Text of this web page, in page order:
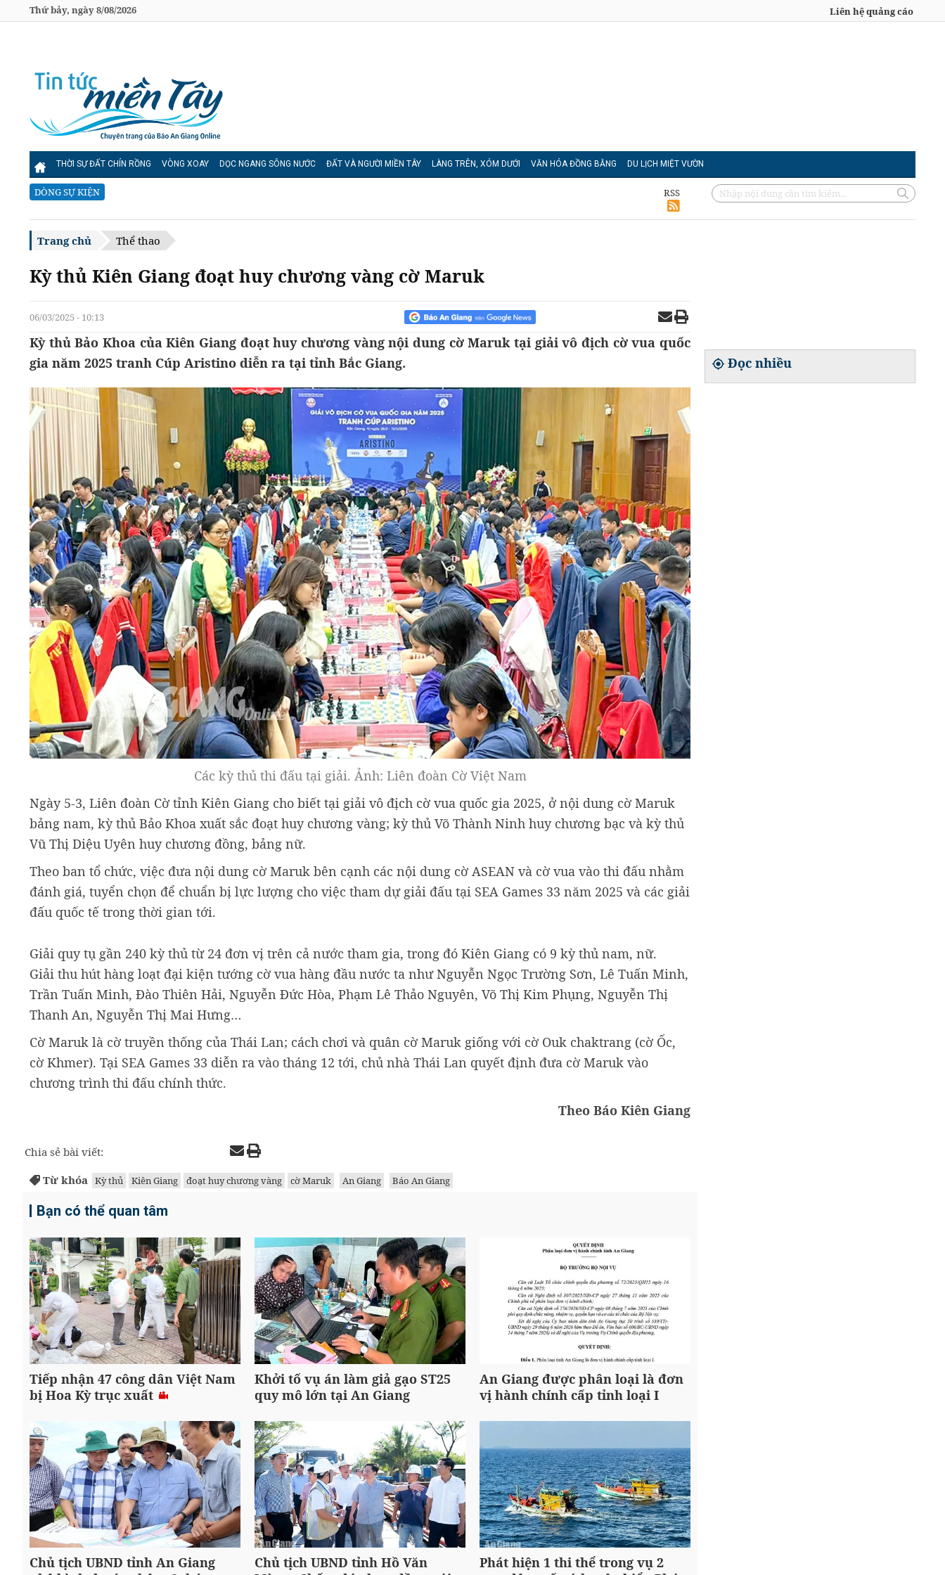
Thứ bảy, ngày 8/08/2026 Liên hệ quảng cáo
THỜI SỰ ĐẤT CHÍN RỒNG VÒNG XOAY DỌC NGANG SÔNG NƯỚC ĐẤT VÀ NGƯỜI MIỀN TÂY LÀNG TRÊN, XÓM DƯỚI VĂN HÓA ĐỒNG BẰNG DU LỊCH MIỆT VƯỜN
DÒNG SỰ KIỆN RSS
Trang chủ Thể thao
Kỳ thủ Kiên Giang đoạt huy chương vàng cờ Maruk
06/03/2025 - 10:13
Kỳ thủ Bảo Khoa của Kiên Giang đoạt huy chương vàng nội dung cờ Maruk tại giải vô địch cờ vua quốc
gia năm 2025 tranh Cúp Aristino diễn ra tại tỉnh Bắc Giang.
Các kỳ thủ thi đấu tại giải. Ảnh: Liên đoàn Cờ Việt Nam
Ngày 5-3, Liên đoàn Cờ tỉnh Kiên Giang cho biết tại giải vô địch cờ vua quốc gia 2025, ở nội dung cờ Maruk
bảng nam, kỳ thủ Bảo Khoa xuất sắc đoạt huy chương vàng; kỳ thủ Võ Thành Ninh huy chương bạc và kỳ thủ
Vũ Thị Diệu Uyên huy chương đồng, bảng nữ.
Theo ban tổ chức, việc đưa nội dung cờ Maruk bên cạnh các nội dung cờ ASEAN và cờ vua vào thi đấu nhằm
đánh giá, tuyển chọn để chuẩn bị lực lượng cho việc tham dự giải đấu tại SEA Games 33 năm 2025 và các giải
đấu quốc tế trong thời gian tới.
Giải quy tụ gần 240 kỳ thủ từ 24 đơn vị trên cả nước tham gia, trong đó Kiên Giang có 9 kỳ thủ nam, nữ.
Giải thu hút hàng loạt đại kiện tướng cờ vua hàng đầu nước ta như Nguyễn Ngọc Trường Sơn, Lê Tuấn Minh,
Trần Tuấn Minh, Đào Thiên Hải, Nguyễn Đức Hòa, Phạm Lê Thảo Nguyên, Võ Thị Kim Phụng, Nguyễn Thị
Thanh An, Nguyễn Thị Mai Hưng…
Cờ Maruk là cờ truyền thống của Thái Lan; cách chơi và quân cờ Maruk giống với cờ Ouk chaktrang (cờ Ốc,
cờ Khmer). Tại SEA Games 33 diễn ra vào tháng 12 tới, chủ nhà Thái Lan quyết định đưa cờ Maruk vào
chương trình thi đấu chính thức.
Theo Báo Kiên Giang
Chia sẻ bài viết:
Từ khóa Kỳ thủ Kiên Giang đoạt huy chương vàng cờ Maruk An Giang Báo An Giang
Bạn có thể quan tâm
Tiếp nhận 47 công dân Việt Nam
bị Hoa Kỳ trục xuất
Khởi tố vụ án làm giả gạo ST25
quy mô lớn tại An Giang
An Giang được phân loại là đơn
vị hành chính cấp tỉnh loại I
Chủ tịch UBND tỉnh An Giang
Chủ tịch UBND tỉnh Hồ Văn
Phát hiện 1 thi thể trong vụ 2
Đọc nhiều